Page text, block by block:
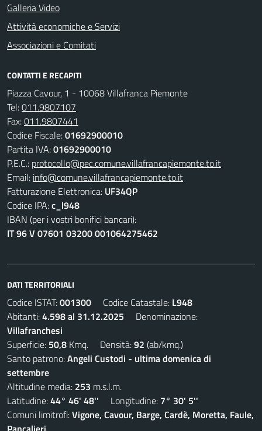
Galleria Video
Attività economiche e Servizi
Associazioni e Comitati
CONTATTI E RECAPITI
Piazza Cavour, 1 - 10068 Villafranca Piemonte
Tel:011.9807107
Fax:011.9807441
Codice Fiscale:01692900010
Partita IVA:01692900010
P.E.C.: protocollo@pec.comune.villafrancapiemonte.to.it
Email: info@comune.villafrancapiemonte.to.it
Fatturazione Elettronica: UF34QP
Codice IPA:c_l948
IBAN (per i vostri bonifici bancari):
IT 96 V 07601 03200 001064275462
DATI TERRITORIALI
Codice ISTAT:001300 Codice Catastale: L948
Abitanti:4.598 al 31.12.2025 Denominazione:
Villafranchesi
Superficie: 50,8 Kmq. Densità:92 (ab/kmq.)
Santo patrono:Angeli Custodi - ultima domenica di
settembre
Altitudine media: 253 m.s.l.m.
Latitudine:44° 46' 48'' Longitudine: 7° 30' 5''
Comuni limitrofi:Vigone, Cavour, Barge, Cardè, Moretta, Faule,